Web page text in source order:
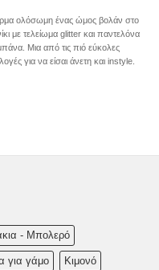
ολόσωμη ένας ώμος βολάν στο
με τελείωμα glitter και παντελόνα
Μια από τις πιό εύκολες
για να είσαι άνετη και instyle.
- Μπολερό
για γάμο Κιμονό